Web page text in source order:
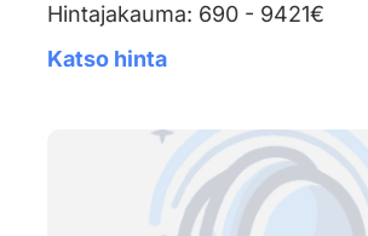
Hintajakauma: 690 - 9421€
Katso hinta